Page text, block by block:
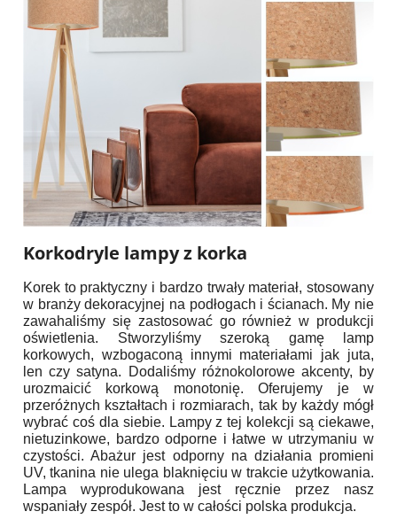
Korkodryle lampy z korka
Korek to praktyczny i bardzo trwały materiał, stosowany
w branży dekoracyjnej na podłogach i ścianach. My nie
zawahaliśmy się zastosować go również w produkcji
oświetlenia. Stworzyliśmy szeroką gamę lamp
korkowych, wzbogaconą innymi materiałami jak juta,
len czy satyna. Dodaliśmy różnokolorowe akcenty, by
urozmaicić korkową monotonię. Oferujemy je w
przeróżnych kształtach i rozmiarach, tak by każdy mógł
wybrać coś dla siebie. Lampy z tej kolekcji są ciekawe,
nietuzinkowe, bardzo odporne i łatwe w utrzymaniu w
czystości. Abażur jest odporny na działania promieni
UV, tkanina nie ulega blaknięciu w trakcie użytkowania.
Lampa wyprodukowana jest ręcznie przez nasz
wspaniały zespół. Jest to w całości polska produkcja.